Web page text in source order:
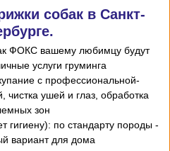
собак в Санкт-
ФОКС вашему любимцу будут
услуги груминга
с профессиональной
чистка ушей и глаз, обработка
зон
гигиену): по стандарту породы
вариант для дома